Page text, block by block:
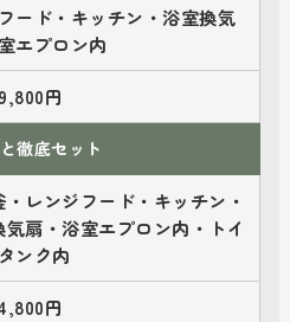
ード・キッチン・浴室換気
エプロン内
円
徹底セット
レンジフード・キッチン・
扇・浴室エプロン内・トイ
ンク内
円